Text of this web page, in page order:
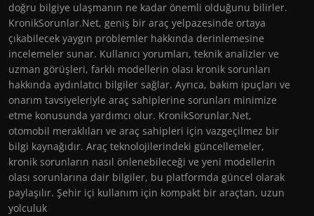
doğru bilgiye ulaşmanın ne kadar önemli olduğunu bilirler.
KronikSorunlar.Net, geniş bir araç yelpazesinde ortaya
çıkabilecek yaygın problemler hakkında derinlemesine
incelemeler sunar. Kullanıcı yorumları, teknik analizler ve
uzman görüşleri, farklı modellerin olası kronik sorunları
hakkında aydınlatıcı bilgiler sağlar. Ayrıca, bakım ipuçları ve
onarım tavsiyeleriyle araç sahiplerine sorunları minimize
etme konusunda yardımcı olur. KronikSorunlar.Net,
otomobil meraklıları ve araç sahipleri için vazgeçilmez bir
bilgi kaynağıdır. Araç teknolojilerindeki güncellemeler,
kronik sorunların nasıl önlenebileceği ve yeni modellerin
olası sorunlarına dair bilgiler, bu platformda güncel olarak
paylaşılır. Şehir içi kullanım için kompakt bir araçtan, uzun
yolculuk